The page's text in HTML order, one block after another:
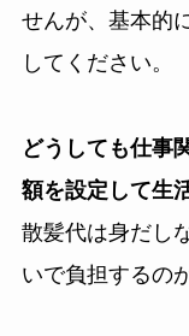
せんが、基本的
してください。
どうしても仕事
額を設定して生
散髪代は身だし
いで負担するの